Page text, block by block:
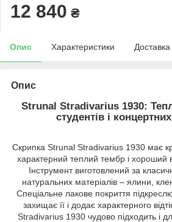
12 840 ₴
Опис Характеристики Доставка
Опис
Strunal Stradivarius 1930:
студентів і
Скрипка Strunal Stradivarius 1930 має
характерний теплий тембр і хороший
Інструмент виготовлений за
натуральних матеріалів – ялини,
Спеціальне лакове покриття
захищає її і додає характерного
Stradivarius 1930 чудово підходить і